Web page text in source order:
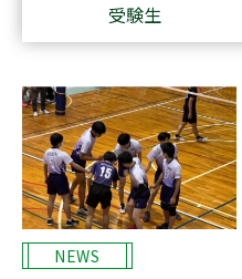
Q&A
在校生の方へ
受験生の方へ
アクセス
受験生
NEWS